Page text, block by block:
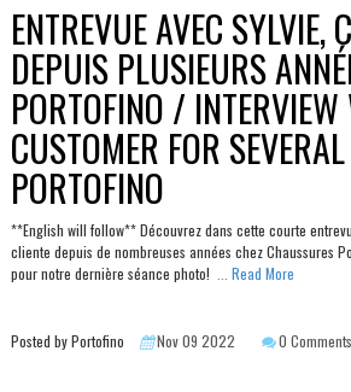
ENTREVUE AVEC SYLVIE,
DEPUIS PLUSIEURS
PORTOFINO /
CUSTOMER FOR
PORTOFINO
**English will follow** Découvrez dans cette courte
cliente depuis de nombreuses années chez Chaussures
pour notre dernière séance photo!
... Read More
Posted by Portofino Nov 09 2022 0 Comments